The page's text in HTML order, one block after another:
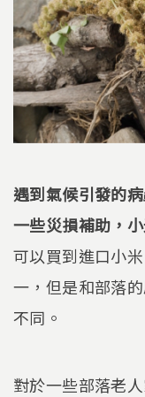
遇到氣候引發的
一些災損補助，
可以買到進口小
一，但是和部落
不同。
對於一些部落老